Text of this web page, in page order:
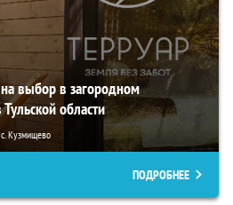
выбор в загородном
области
Кузмищево
ПОДРОБНЕЕ